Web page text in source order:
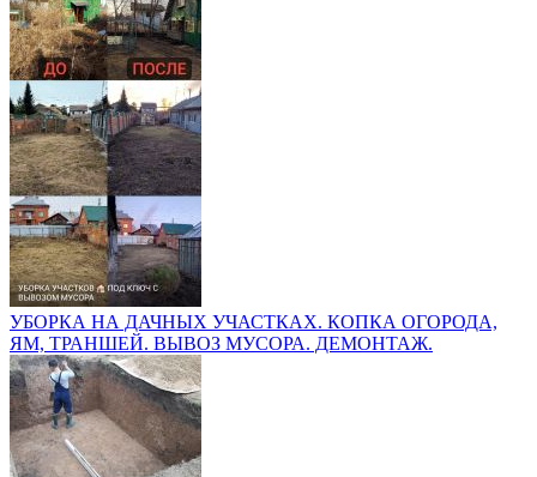
УБОРКА НА ДАЧНЫХ УЧАСТКАХ. КОПКА ОГОРОДА,
ЯМ, ТРАНШЕЙ. ВЫВОЗ МУСОРА. ДЕМОНТАЖ.